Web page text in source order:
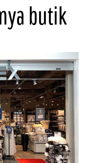
butik